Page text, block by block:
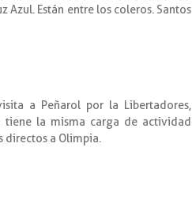
Azul. Están entre los coleros. Santos
a Peñarol por la Libertadores,
tiene la misma carga de actividad
directos a Olimpia.